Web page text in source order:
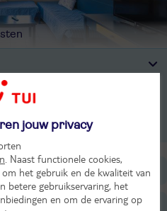
1-2 pers
jouw privacy
. Naast functionele cookies,
het gebruik en de kwaliteit van
betere gebruikservaring, het
en om de ervaring op